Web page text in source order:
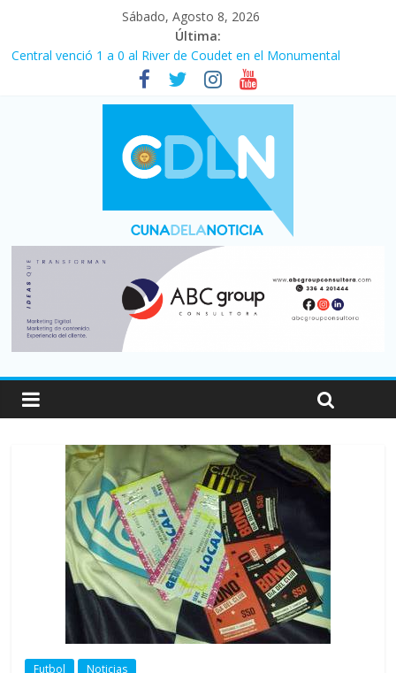
Sábado, Agosto 8, 2026
Última:
Central venció 1 a 0 al River de Coudet en el Monumental
La morosidad alcanzó su nivel más alto en dos décadas y ya
afecta a 400 mil deudores en Santa Fe
Desde que asumió Milei cerraron 41.000 kioscos: el sector
denuncia crisis como en 2001
Vacaciones de invierno con más movimiento y consumo
turístico: 4,6 millones de personas viajaron por el país, un 5,9%
Fuerte caída de la venta de autos usados en julio: bajó un 12,6%
Futbol Noticias